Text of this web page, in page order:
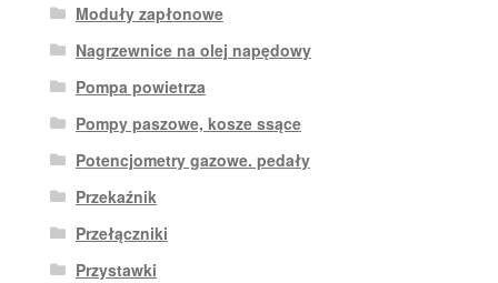
Moduły zapłonowe
Nagrzewnice na olej napędowy
Pompa powietrza
Pompy paszowe, kosze ssące
Potencjometry gazowe. pedały
Przekaźnik
Przełączniki
Przystawki